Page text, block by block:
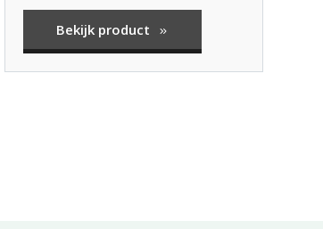
Bekijk product